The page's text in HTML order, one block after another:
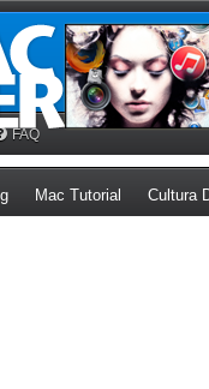
FAQ
(Opens a new tab)
Mac Tutorial (Opens a
Cultura